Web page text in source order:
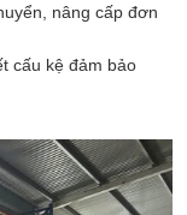
nâng cấp đơn
cấu kệ đảm bảo